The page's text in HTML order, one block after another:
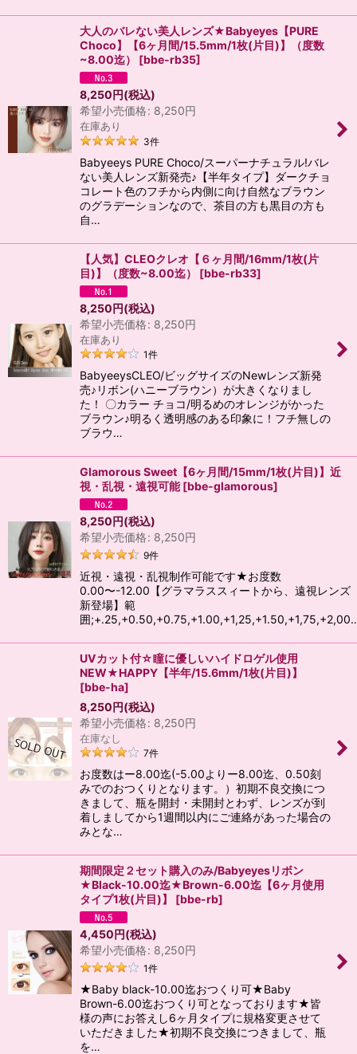
大人のバレない美人レンズ★Babyeyes【PURE
Choco】【6ヶ月間/15.5mm/1枚(片目)】（度数
~8.00迄）
[bbe-rb35]
8,250円(税込)
希望小売価格: 8,250円
在庫あり
3件
Babyeeys PURE Choco/スーパーナチュラル!バレ
ない美人レンズ新発売♪【半年タイプ】ダークチョ
コレート色のフチから内側に向け自然なブラウン
のグラデーションなので、茶目の方も黒目の方も
自…
【人気】CLEOクレオ【６ヶ月間/16mm/1枚(片
目)】（度数~8.00迄）
[bbe-rb33]
8,250円(税込)
希望小売価格: 8,250円
在庫あり
1件
BabyeeysCLEO/ビッグサイズのNewレンズ新発
売♪リボン(ハニーブラウン）が大きくなりまし
た！ 〇カラー チョコ/明るめのオレンジがかった
ブラウン♪明るく透明感のある印象に！フチ無しの
ブラウ…
Glamorous Sweet【6ヶ月間/15mm/1枚(片目)】近
視・乱視・遠視可能 [bbe-glamorous]
8,250円(税込)
希望小売価格: 8,250円
9件
近視・遠視・乱視制作可能です★お度数
0.00〜-12.00【グラマラススィートから、遠視レンズ
新登場】範
囲
UVカット付☆瞳に優しいハイドロゲル使用
NEW★HAPPY【半年/15.6mm/1枚(片目)】
[bbe-ha]
8,250円(税込)
希望小売価格: 8,250円
在庫なし
7件
お度数はー8.00迄(-5.00よりー8.00迄、0.50刻
みでのおつくりとなります。）初期不良交換につ
きまして、瓶を開封・未開封とわず、レンズが到
着しましてから1週間以内にご連絡があった場合の
みとな…
期間限定２セット購入のみ/Babyeyesリボン
★Black-10.00迄★Brown-6.00迄【6ヶ月使用
タイプ1枚(片目)】
[bbe-rb]
4,450円(税込)
希望小売価格: 8,250円
1件
★Baby black-10.00迄おつくり可★Baby
Brown-6.00迄おつくり可となっております★皆
様の声にお答えし6ヶ月タイプに規格変更させて
いただきました★初期不良交換につきまして、瓶
を…